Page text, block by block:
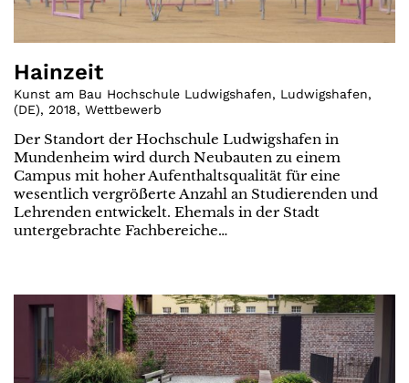
Hainzeit
Kunst am Bau Hochschule Ludwigshafen, Ludwigshafen,
(DE), 2018, Wettbewerb
Der Standort der Hochschule Ludwigshafen in
Mundenheim wird durch Neubauten zu einem
Campus mit hoher Aufenthaltsqualität für eine
wesentlich vergrößerte Anzahl an Studierenden und
Lehrenden entwickelt. Ehemals in der Stadt
untergebrachte Fachbereiche…